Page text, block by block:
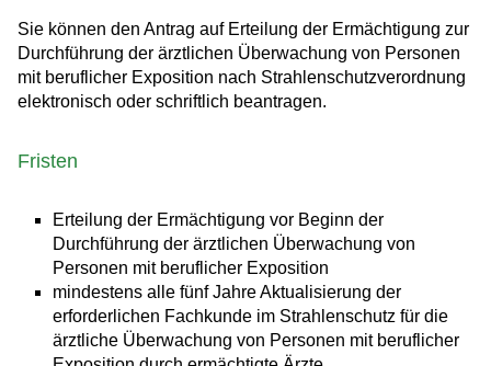
Sie können den Antrag auf Erteilung der Ermächtigung zur
Durchführung der ärztlichen Überwachung von Personen
mit beruflicher Exposition nach Strahlenschutzverordnung
elektronisch oder schriftlich beantragen.
Fristen
Erteilung der Ermächtigung vor Beginn der
Durchführung der ärztlichen Überwachung von
Personen mit beruflicher Exposition
mindestens alle fünf Jahre Aktualisierung der
erforderlichen Fachkunde im Strahlenschutz für die
ärztliche Überwachung von Personen mit beruflicher